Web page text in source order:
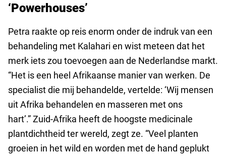
‘Powerhouses’
Petra raakte op reis enorm onder de indruk van een
behandeling met Kalahari en wist meteen dat het
merk iets zou toevoegen aan de Nederlandse markt.
“Het is een heel Afrikaanse manier van werken. De
specialist die mij behandelde, vertelde: ‘Wij mensen
uit Afrika behandelen en masseren met ons
hart’.” Zuid-Afrika heeft de hoogste medicinale
plantdichtheid ter wereld, zegt ze. “Veel planten
groeien in het wild en worden met de hand geplukt